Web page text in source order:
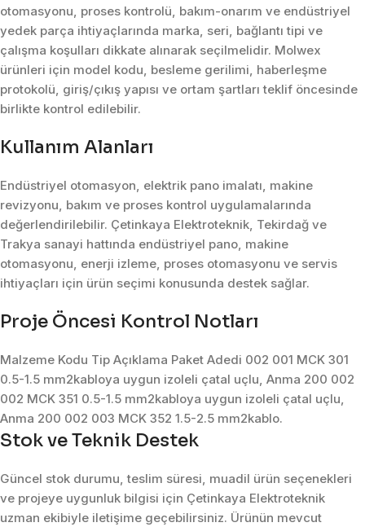
otomasyonu, proses kontrolü, bakım-onarım ve endüstriyel
yedek parça ihtiyaçlarında marka, seri, bağlantı tipi ve
çalışma koşulları dikkate alınarak seçilmelidir. Molwex
ürünleri için model kodu, besleme gerilimi, haberleşme
protokolü, giriş/çıkış yapısı ve ortam şartları teklif öncesinde
birlikte kontrol edilebilir.
Kullanım Alanları
Endüstriyel otomasyon, elektrik pano imalatı, makine
revizyonu, bakım ve proses kontrol uygulamalarında
değerlendirilebilir. Çetinkaya Elektroteknik, Tekirdağ ve
Trakya sanayi hattında endüstriyel pano, makine
otomasyonu, enerji izleme, proses otomasyonu ve servis
ihtiyaçları için ürün seçimi konusunda destek sağlar.
Proje Öncesi Kontrol Notları
Malzeme Kodu Tip Açıklama Paket Adedi 002 001 MCK 301
0.5-1.5 mm2kabloya uygun izoleli çatal uçlu, Anma 200 002
002 MCK 351 0.5-1.5 mm2kabloya uygun izoleli çatal uçlu,
Anma 200 002 003 MCK 352 1.5-2.5 mm2kablo.
Stok ve Teknik Destek
Güncel stok durumu, teslim süresi, muadil ürün seçenekleri
ve projeye uygunluk bilgisi için Çetinkaya Elektroteknik
uzman ekibiyle iletişime geçebilirsiniz. Ürünün mevcut